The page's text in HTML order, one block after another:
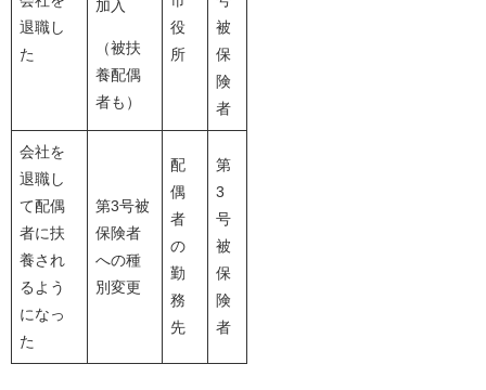
退職し
た
加入
（被扶
養配偶
者も）
役
所
被
保
険
者
会社を
退職し
て配偶
者に扶
養され
るよう
になっ
た
第3号被
保険者
への種
別変更
配
偶
者
の
勤
務
先
第
3
号
被
保
険
者